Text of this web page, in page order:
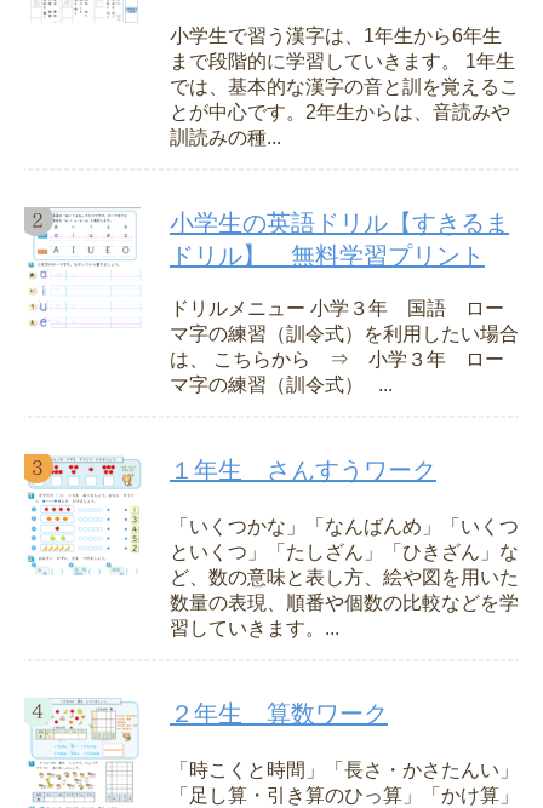
小学生で習う漢字は、1年生から6年生
まで段階的に学習していきます。 1年生
では、基本的な漢字の音と訓を覚えるこ
とが中心です。2年生からは、音読みや
訓読みの種...
小学生の英語ドリル【すきるま
ドリル】 無料学習プリント
ドリルメニュー 小学３年 国語 ロー
マ字の練習（訓令式）を利用したい場合
は、 こちらから ⇒ 小学３年 ロー
マ字の練習（訓令式） ...
１年生 さんすうワーク
「いくつかな」「なんばんめ」「いくつ
といくつ」「たしざん」「ひきざん」な
ど、数の意味と表し方、絵や図を用いた
数量の表現、順番や個数の比較などを学
習していきます。...
２年生 算数ワーク
「時こくと時間」「長さ・かさたんい」
「足し算・引き算のひっ算」「かけ算」